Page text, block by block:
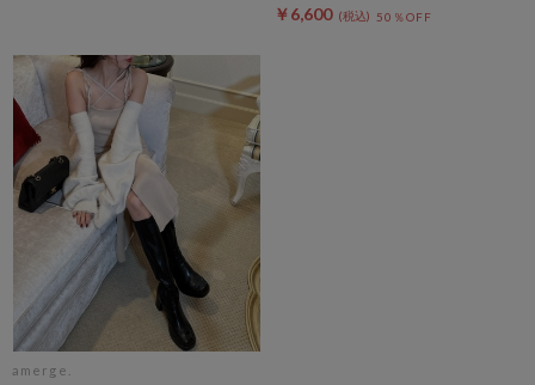
￥6,600 50％OFF
amerge.